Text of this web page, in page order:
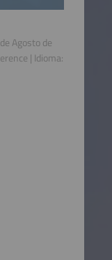
Agosto de
| Idioma: